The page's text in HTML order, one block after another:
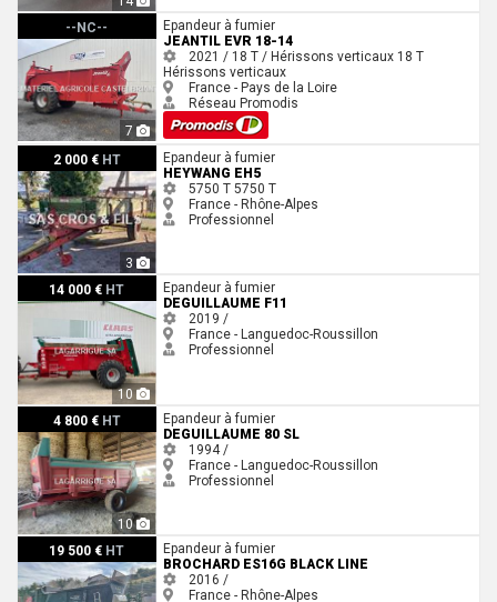
--NC--
7
Jeantil EVR 18-14
Epandeur à fumier
JEANTIL EVR 18-14
2021 / 18 T / Hérissons verticaux 18 T
Hérissons verticaux
France - Pays de la Loire
Réseau Promodis
2 000 € HT
3
Heywang EH5
Epandeur à fumier
HEYWANG EH5
5750 T 5750 T
France - Rhône-Alpes
Professionnel
14 000 € HT
10
DEGUILLAUME F11
Epandeur à fumier
DEGUILLAUME F11
2019 /
France - Languedoc-Roussillon
Professionnel
4 800 € HT
10
DEGUILLAUME 80 SL
Epandeur à fumier
DEGUILLAUME 80 SL
1994 /
France - Languedoc-Roussillon
Professionnel
19 500 € HT
Brochard Es16g black lineEpandeur à fumier
BROCHARD ES16G BLACK LINE
2016 /
France - Rhône-Alpes